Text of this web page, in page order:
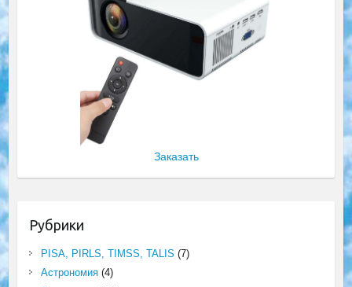
Заказать
Рубрики
PISA, PIRLS, TIMSS, TALIS (7)
Астрономия(4)